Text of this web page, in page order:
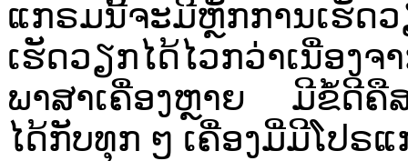
ແກຣມ​ນີ້​ຈະ​ມີ​ຫຼັກ​ການ​ເຮັດ​
ເຮັດວຽກ​ໄດ້​ໄວ​ກວ່າ​ເນື່ອງ​
ພາສາ​ເຄື່ອງ​ຫຼາຍ​ ມີ​ຂໍ້​ດີ​ຄື​
ໄດ້​ກັບ​ທຸກ​ ໆ​ ເຄື່ອງ​ມີ່​ມີ​ໂປຣ​